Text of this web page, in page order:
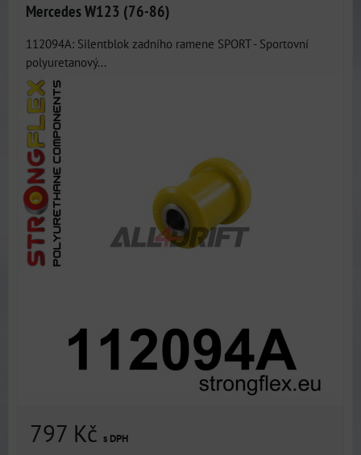
Mercedes W123 (76-86)
112094A: Silentblok zadního ramene SPORT - Sportovní
polyuretanový...
797 Kč s DPH